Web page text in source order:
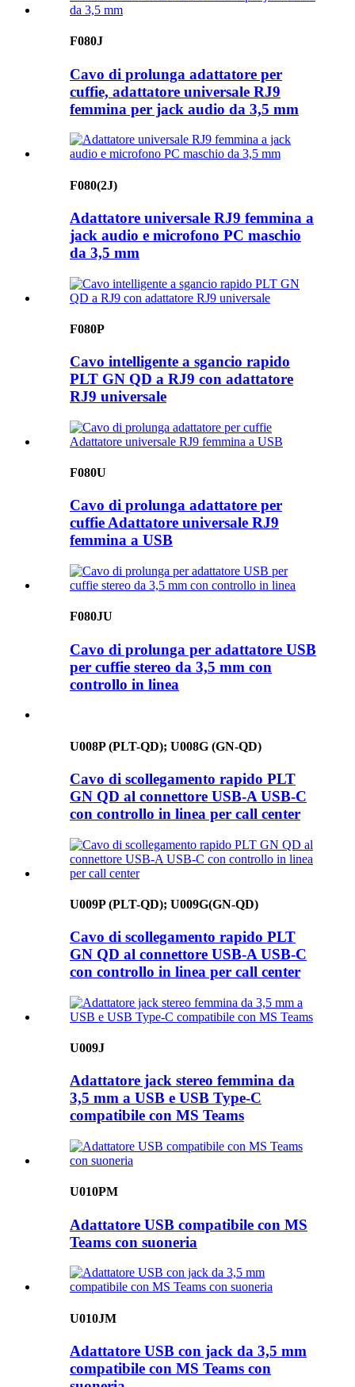
F080J
Cavo di prolunga adattatore per
cuffie, adattatore universale RJ9
femmina per jack audio da 3,5 mm
F080(2J)
Adattatore universale RJ9 femmina a
jack audio e microfono PC maschio
da 3,5 mm
F080P
Cavo intelligente a sgancio rapido
PLT GN QD a RJ9 con adattatore
RJ9 universale
F080U
Cavo di prolunga adattatore per
cuffie Adattatore universale RJ9
femmina a USB
F080JU
Cavo di prolunga per adattatore USB
per cuffie stereo da 3,5 mm con
controllo in linea
U008P (PLT-QD); U008G (GN-QD)
Cavo di scollegamento rapido PLT
GN QD al connettore USB-A USB-C
con controllo in linea per call center
U009P (PLT-QD); U009G(GN-QD)
Cavo di scollegamento rapido PLT
GN QD al connettore USB-A USB-C
con controllo in linea per call center
U009J
Adattatore jack stereo femmina da
3,5 mm a USB e USB Type-C
compatibile con MS Teams
U010PM
Adattatore USB compatibile con MS
Teams con suoneria
U010JM
Adattatore USB con jack da 3,5 mm
compatibile con MS Teams con